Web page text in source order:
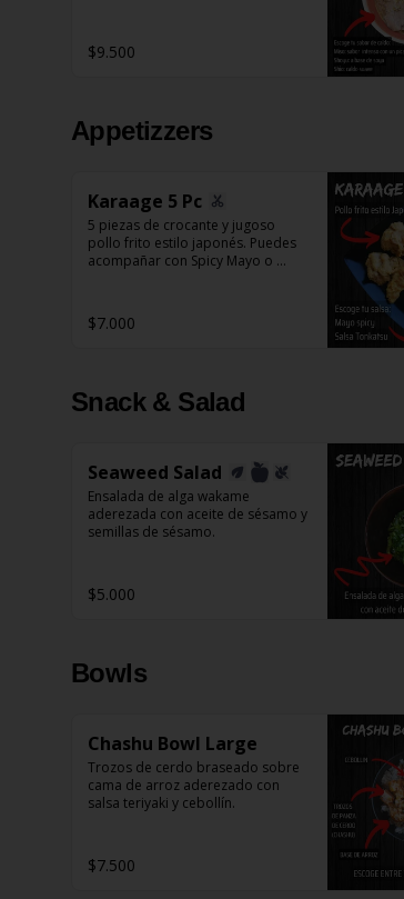
$9.500
Appetizzers
Karaage 5 Pc
5 piezas de crocante y jugoso
pollo frito estilo japonés. Puedes
acompañar con Spicy Mayo o
$7.000
Snack & Salad
Seaweed Salad
Ensalada de alga wakame
aderezada con aceite de sésamo y
semillas de sésamo.
$5.000
Bowls
Chashu Bowl Large
Trozos de cerdo braseado sobre
cama de arroz aderezado con
salsa teriyaki y cebollín.
$7.500